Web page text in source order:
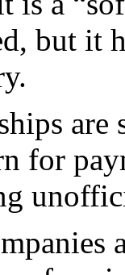
but it
for